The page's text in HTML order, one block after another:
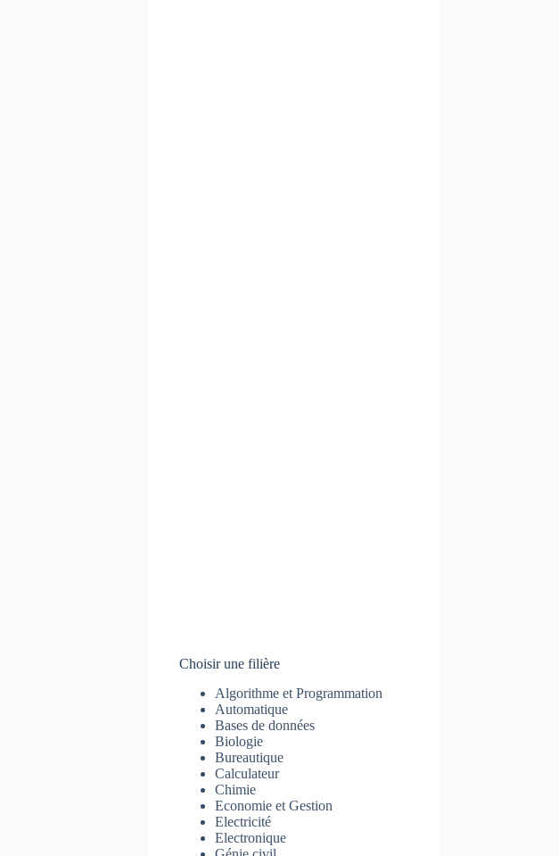
Choisir une filière
Algorithme et Programmation
Automatique
Bases de données
Biologie
Bureautique
Calculateur
Chimie
Economie et Gestion
Electricité
Electronique